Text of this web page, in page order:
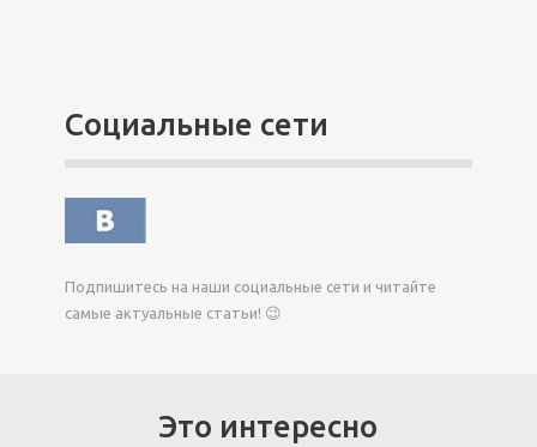
Социальные сети
Подпишитесь на наши социальные сети и читайте
самые актуальные статьи! 😉
Это интересно